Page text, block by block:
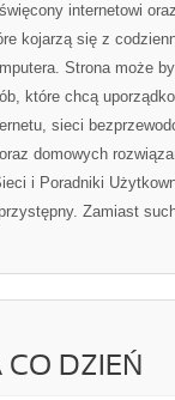
internetowi
kojarzą się z
Strona może
które chcą
sieci
domowych
i Poradniki
Zamiast
DZIEŃ